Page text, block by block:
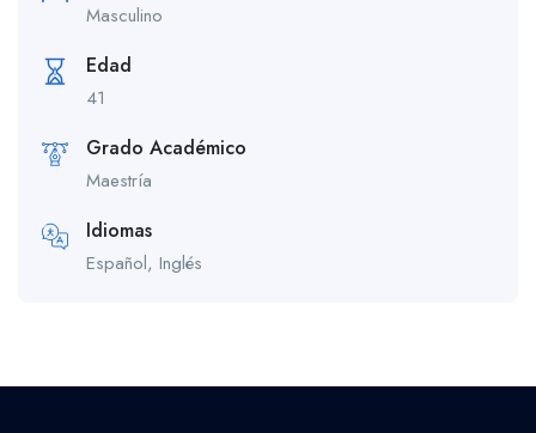
Masculino
Edad
41
Grado Académico
Maestría
Idiomas
Español, Inglés